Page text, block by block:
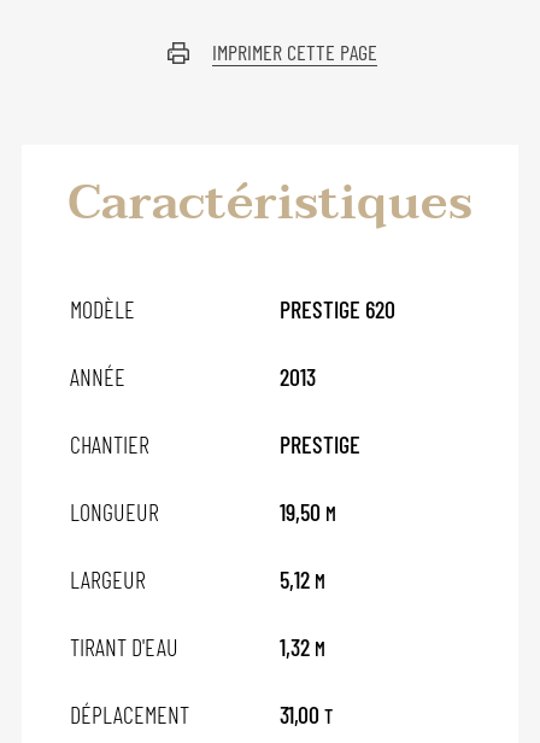
IMPRIMER CETTE PAGE
Caractéristiques
MODÈLE PRESTIGE 620
ANNÉE 2013
CHANTIER PRESTIGE
LONGUEUR 19,50 M
LARGEUR 5,12 M
TIRANT D'EAU 1,32 M
DÉPLACEMENT 31,00 T